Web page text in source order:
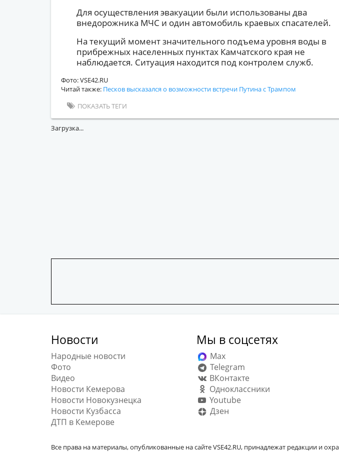
Для осуществления эвакуации были использованы два
внедорожника МЧС и один автомобиль краевых спасателей.
На текущий момент значительного подъема уровня воды в
прибрежных населенных пунктах Камчатского края не
наблюдается. Ситуация находится под контролем служб.
Фото: VSE42.RU
Читай также: Песков высказался о возможности встречи Путина с Трампом
ПОКАЗАТЬ ТЕГИ
Загрузка...
Новости
Народные новости
Фото
Видео
Новости Кемерова
Новости Новокузнецка
Новости Кузбасса
ДТП в Кемерове
Мы в соцсетях
Max
Telegram
ВКонтакте
Одноклассники
Youtube
Дзен
Все права на материалы, опубликованные на сайте VSE42.RU, принадлежат редакции и